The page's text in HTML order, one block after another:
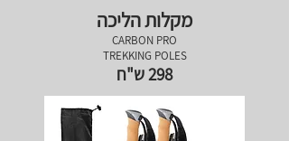
מקלות הליכה
CARBON PRO
TREKKING POLES
298 ש"ח